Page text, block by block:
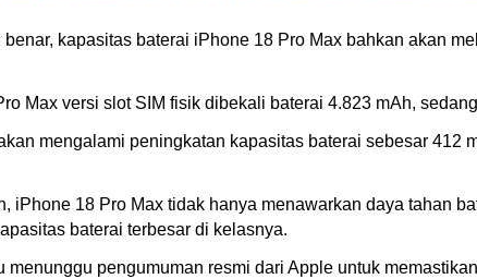
kapasitas baterai iPhone 18 Pro Max bahkan akan
Max versi slot SIM fisik dibekali baterai 4.823 mAh,
mengalami peningkatan kapasitas baterai sebesar 412
iPhone 18 Pro Max tidak hanya menawarkan daya tahan
baterai terbesar di kelasnya.
menunggu pengumuman resmi dari Apple untuk